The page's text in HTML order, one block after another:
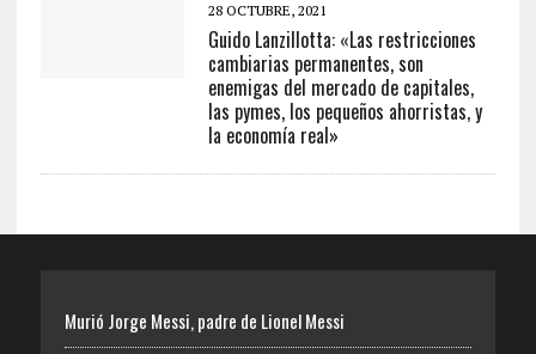
28 OCTUBRE, 2021
Guido Lanzillotta: «Las restricciones
cambiarias permanentes, son
enemigas del mercado de capitales,
las pymes, los pequeños ahorristas, y
la economía real»
Murió Jorge Messi, padre de Lionel Messi